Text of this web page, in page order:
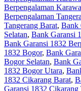
Berpengalaman
Berpengalaman
Tangerang Barat, Bank
Selatan, Bank Garansi
Bank Garansi 1832
1832 Bogor, Bank
Bogor Selatan, Bank
1832 Bogor Utara,
1832 Cikarang Barat,
Garansi 1832 Cikarang